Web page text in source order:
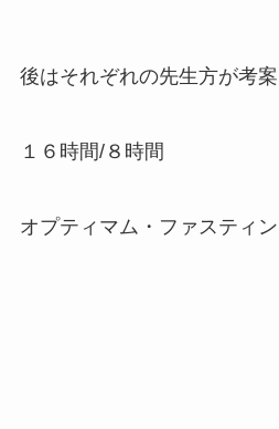
後はそれぞれの先生方が考
１６時間/８時間
オプティマム・ファスティ